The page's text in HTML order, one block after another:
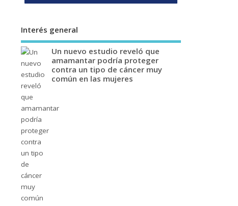
Interés general
Un nuevo estudio reveló que
amamantar podría proteger
contra un tipo de cáncer muy
común en las mujeres